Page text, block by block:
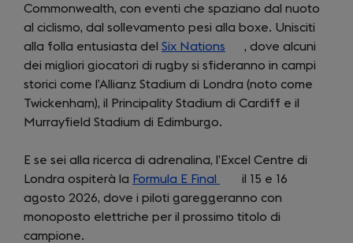
new
tab)
Commonwealth, con eventi che spaziano dal nuoto
al ciclismo, dal sollevamento pesi alla boxe. Unisciti
alla folla entusiasta del Six Nations (opens
in
a
new
, dove alcuni
dei migliori giocatori di rugby si sfideranno in campi
storici come l’Allianz Stadium di Londra (noto come
Twickenham), il Principality Stadium di Cardiff e il
Murrayfield Stadium di Edimburgo.
E se sei alla ricerca di adrenalina, l’Excel Centre di
Londra ospiterà la Formula E Final
(opens
in
a
il 15 e 16
agosto 2026, dove i piloti gareggeranno con
monoposto elettriche per il prossimo titolo di
campione.